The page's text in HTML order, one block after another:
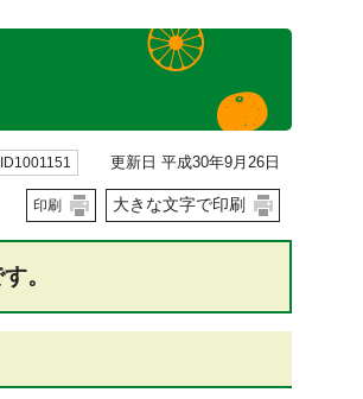
更新日 平成30年9月26日
印刷 大きな文字で印刷
。